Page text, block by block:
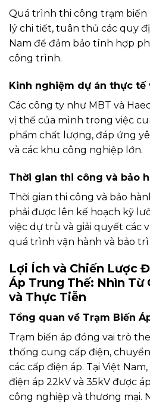
Quá trình thi công trạm biến
lý chi tiết, tuân thủ các quy
Nam để đảm bảo tính hợp
công trình.
Kinh nghiệm dự án thực tế
Các công ty như MBT và
vị thế của mình trong việc
phẩm chất lượng, đáp ứng
và các khu công nghiệp lớn.
Thời gian thi công và bảo
Thời gian thi công và bảo
phải được lên kế hoạch kỹ
việc dự trù và giải quyết các
quá trình vận hành và bảo trì
Lợi Ích và Chiến Lược
Áp Trung Thế: Nhìn Từ
và Thực Tiễn
Tổng quan về Trạm Biến
Trạm biến áp đóng vai trò
thống cung cấp điện,
các cấp điện áp. Tại Việt
điện áp 22kV và 35kV được
công nghiệp và thương mại.